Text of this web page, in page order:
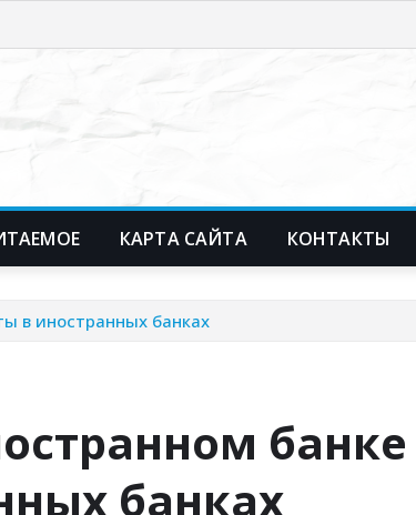
КАРТА САЙТА КОНТАКТЫ
в иностранных банках
банке
банках